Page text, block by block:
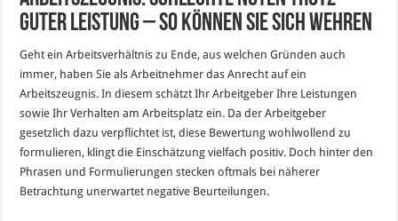
guter Leistung – So können Sie sich wehren
Geht ein Arbeitsverhältnis zu Ende, aus welchen Gründen auch
immer, haben Sie als Arbeitnehmer das Anrecht auf ein
Arbeitszeugnis. In diesem schätzt Ihr Arbeitgeber Ihre Leistungen
sowie Ihr Verhalten am Arbeitsplatz ein. Da der Arbeitgeber
gesetzlich dazu verpflichtet ist, diese Bewertung wohlwollend zu
formulieren, klingt die Einschätzung vielfach positiv. Doch hinter den
Phrasen und Formulierungen stecken oftmals bei näherer
Betrachtung unerwartet negative Beurteilungen.